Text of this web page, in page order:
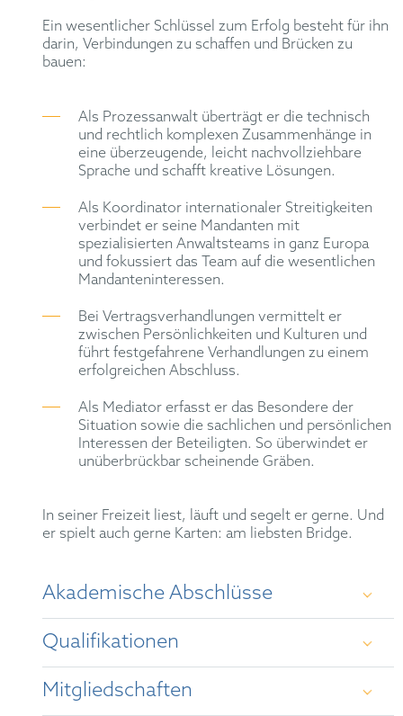
Ein wesentlicher Schlüssel zum Erfolg besteht für ihn
darin, Verbindungen zu schaffen und Brücken zu
bauen:
Als Prozessanwalt überträgt er die technisch
und rechtlich komplexen Zusammenhänge in
eine überzeugende, leicht nachvollziehbare
Sprache und schafft kreative Lösungen.
Als Koordinator internationaler Streitigkeiten
verbindet er seine Mandanten mit
spezialisierten Anwaltsteams in ganz Europa
und fokussiert das Team auf die wesentlichen
Mandanteninteressen.
Bei Vertragsverhandlungen vermittelt er
zwischen Persönlichkeiten und Kulturen und
führt festgefahrene Verhandlungen zu einem
erfolgreichen Abschluss.
Als Mediator erfasst er das Besondere der
Situation sowie die sachlichen und persönlichen
Interessen der Beteiligten. So überwindet er
unüberbrückbar scheinende Gräben.
In seiner Freizeit liest, läuft und segelt er gerne. Und
er spielt auch gerne Karten: am liebsten Bridge.
Akademische Abschlüsse
Studium der Rechtswissenschaften, Politologie
und Japanologie an der Universität Bonn 1989 –
1995
Qualifikationen
Rechtsanwalt (2000)
Mitgliedschaften